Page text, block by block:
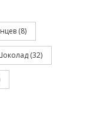
(8)
(32)